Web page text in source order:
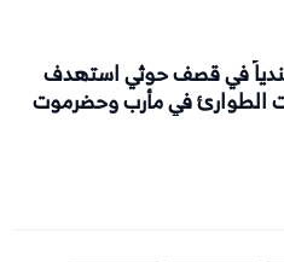
45 جندياً في قصف حوثي استهدف
الطوارئ في مأرب وحضرموت